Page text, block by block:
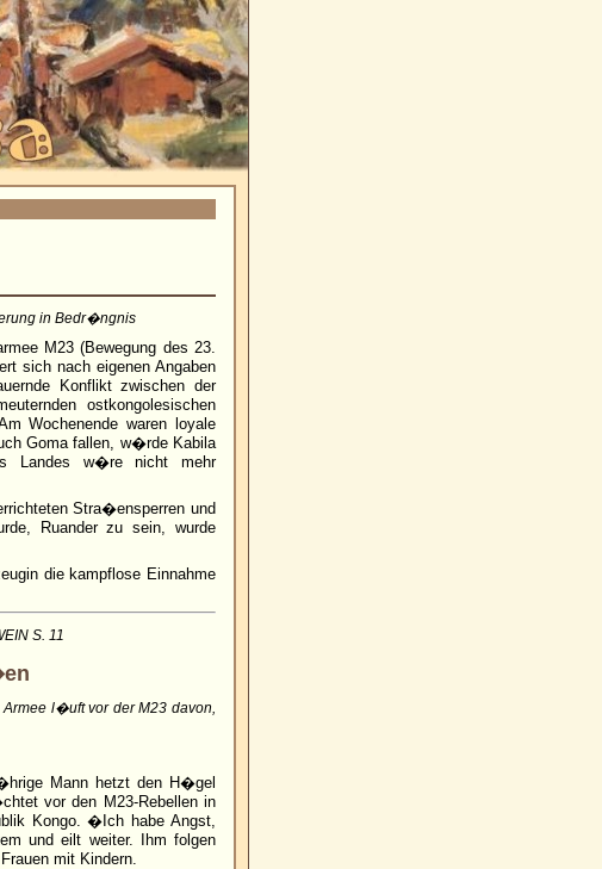
in Bedr�ngnis
M23 (Bewegung des 23.
sich nach eigenen Angaben
Konflikt zwischen der
ostkongolesischen
Wochenende waren loyale
Goma fallen, w�rde Kabila
Landes w�re nicht mehr
Stra�ensperren und
Ruander zu sein, wurde
die kampflose Einnahme
S. 11
l�uft vor der M23 davon,
Mann hetzt den H�gel
vor den M23-Rebellen in
Kongo. �Ich habe Angst,
und eilt weiter. Ihm folgen
mit Kindern.